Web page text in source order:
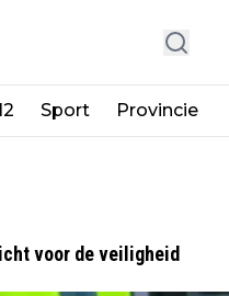
Sport Provincie
voor de veiligheid